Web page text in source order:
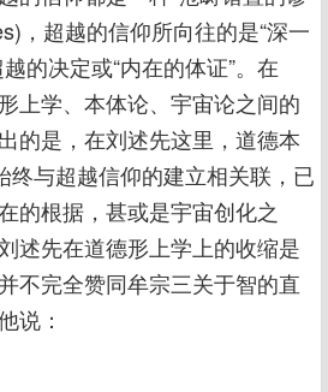
，超越的信仰所向往的是“深一
的决定或“内在的体证”。在
上学、本体论、宇宙论之间的
的是，在刘述先这里，道德本
终与超越信仰的建立相关联，已
的根据，甚或是宇宙创化之
述先在道德形上学上的收缩是
不完全赞同牟宗三关于智的直
说：